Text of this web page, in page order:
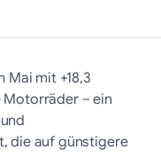
mit +18,3
– ein
die auf günstigere